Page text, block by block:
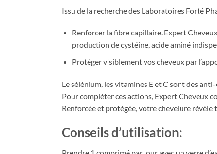
Issu de la recherche des Laboratoires Forté
Renforcer la fibre capillaire. Expert
production de cystéine, acide aminé
Protéger visiblement vos cheveux par
Le sélénium, les vitamines E et C sont des
Pour compléter ces actions, Expert Cheveux
Renforcée et protégée, votre chevelure révèle
Conseils d’utilisation: